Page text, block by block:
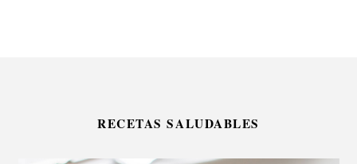
RECETAS SALUDABLES